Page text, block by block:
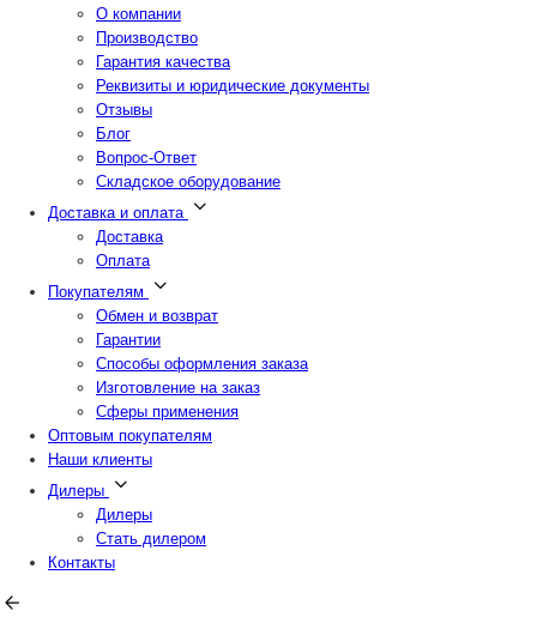
О компании
Производство
Гарантия качества
Реквизиты и юридические документы
Отзывы
Блог
Вопрос-Ответ
Складское оборудование
Доставка и оплата
Доставка
Оплата
Покупателям
Обмен и возврат
Гарантии
Способы оформления заказа
Изготовление на заказ
Сферы применения
Оптовым покупателям
Наши клиенты
Дилеры
Дилеры
Стать дилером
Контакты